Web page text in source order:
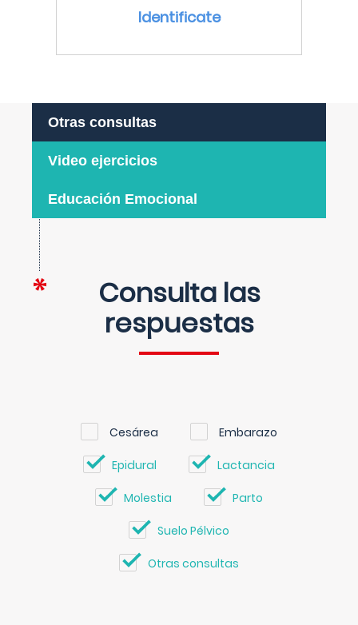
Identificate
Otras consultas
Video ejercicios
Educación Emocional
Consulta las
respuestas
Cesárea Embarazo
Epidural Lactancia
Molestia Parto
Suelo Pélvico
Otras consultas